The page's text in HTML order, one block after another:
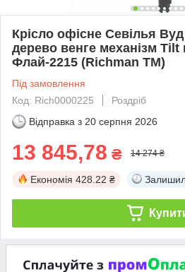
Крісло офісне Севілья Вуд
дерево венге механізм Tilt
Флай-2215 (Richman ТМ)
Під замовлення
Код: Rich0000225
Роздріб
Відправка з 20 серпня 2026
13 845,78 ₴ 14 274 ₴
Економія 428.22 ₴